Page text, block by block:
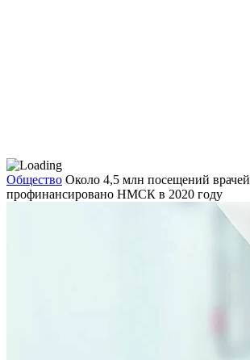
Общество Около 4,5 млн посещений врачей
профинансировано НМСК в 2020 году